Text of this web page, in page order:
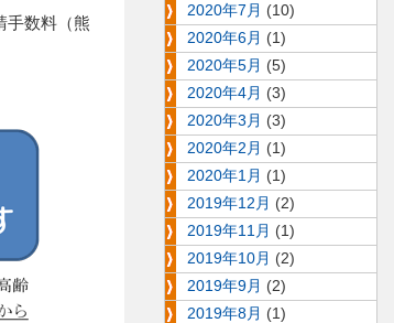
手数料（熊
2020年7月 (10)
2020年6月 (1)
2020年5月 (5)
2020年4月 (3)
2020年3月 (3)
2020年2月 (1)
2020年1月 (1)
2019年12月 (2)
2019年11月 (1)
2019年10月 (2)
2019年9月 (2)
2019年8月 (1)